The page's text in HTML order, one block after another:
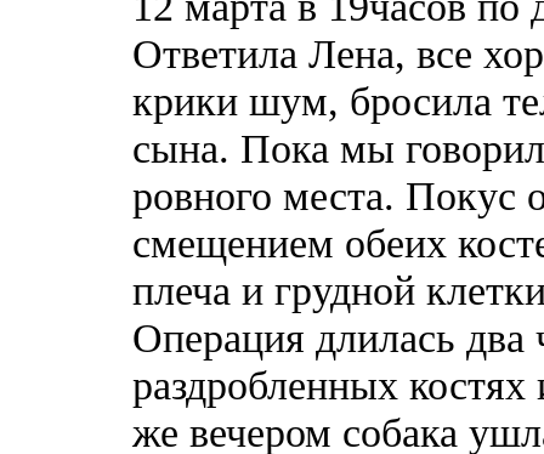
Ответила Лена, все
крики шум, бросила
сына. Пока мы
ровного места. Покус
смещением обеих
плеча и грудной
Операция длилась
раздробленных
же вечером собака